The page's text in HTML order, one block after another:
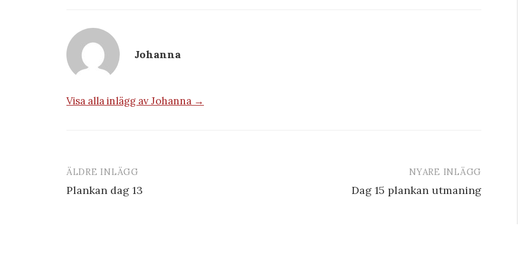
Johanna
Visa alla inlägg av Johanna →
Inläggsnavigering
ÄLDRE INLÄGG
Plankan dag 13
NYARE INLÄGG
Dag 15 plankan utmaning